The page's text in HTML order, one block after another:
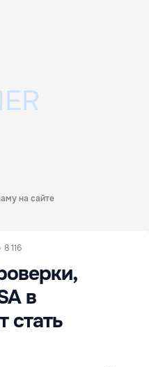
на сайте
8 116
в
стать